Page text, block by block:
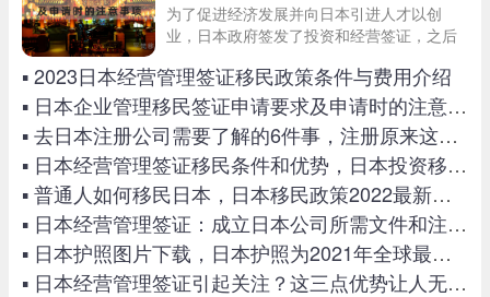
为了促进经济发展并向日本引进人才以创
业，日本政府签发了投资和经营签证，之后
小编一起来了解日本经营管理签证适合什么
人群申请？有什么要求？申请时候有哪些注
意事项呢?
▪ 2023日本经营管理签证移民政策条件与费用介绍
▪ 日本企业管理移民签证申请要求及申请时的注意事项
▪ 去日本注册公司需要了解的6件事，注册原来这么简单
▪ 日本经营管理签证移民条件和优势，日本投资移民五大优势
▪ 普通人如何移民日本，日本移民政策2022最新解析
▪ 日本经营管理签证：成立日本公司所需文件和注意细节！
▪ 日本护照图片下载，日本护照为2021年全球最强护照
▪ 日本经营管理签证引起关注？这三点优势让人无法拒绝